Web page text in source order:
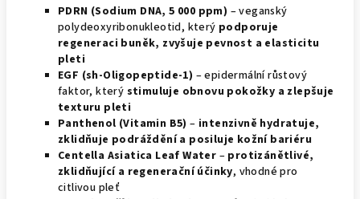
PDRN (Sodium DNA, 5 000 ppm) – veganský
polydeoxyribonukleotid, který podporuje
regeneraci buněk, zvyšuje pevnost a elasticitu
pleti
EGF (sh-Oligopeptide-1) – epidermální růstový
faktor, který stimuluje obnovu pokožky a zlepšuje
texturu pleti
Panthenol (Vitamin B5) – intenzivně hydratuje,
zklidňuje podráždění a posiluje kožní bariéru
Centella Asiatica Leaf Water – protizánětlivé,
zklidňující a regenerační účinky, vhodné pro
citlivou pleť